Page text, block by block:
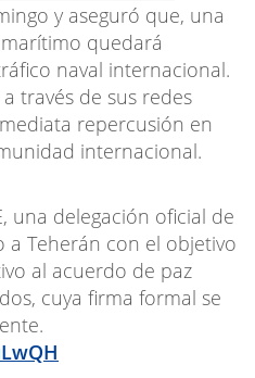
y aseguró que, una
quedará
naval internacional.
través de sus redes
repercusión en
internacional.
una delegación oficial de
a Teherán con el objetivo
al acuerdo de paz
cuya firma formal se